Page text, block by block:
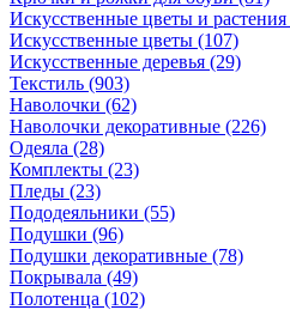
Искусственные цветы и растения
Искусственные цветы (107)
Искусcтвенные деревья (29)
Текстиль (903)
Наволочки (62)
Наволочки декоративные (226)
Одеяла (28)
Комплекты (23)
Пледы (23)
Пододеяльники (55)
Подушки (96)
Подушки декоративные (78)
Покрывала (49)
Полотенца (102)